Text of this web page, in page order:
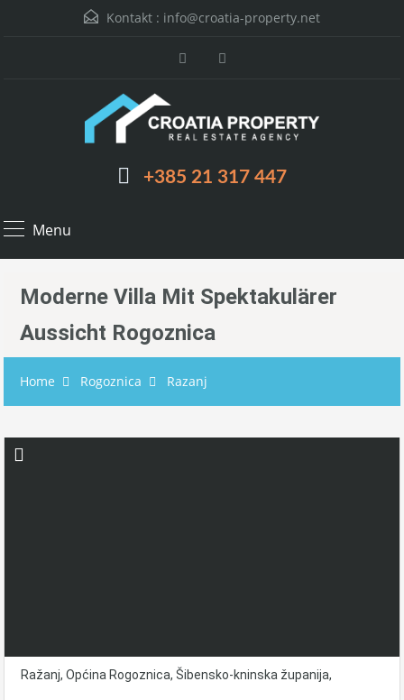
Kontakt : info@croatia-property.net
+385 21 317 447
Menu
Moderne Villa Mit Spektakulärer
Aussicht Rogoznica
Home Rogoznica Razanj
Ražanj, Općina Rogoznica, Šibensko-kninska županija,